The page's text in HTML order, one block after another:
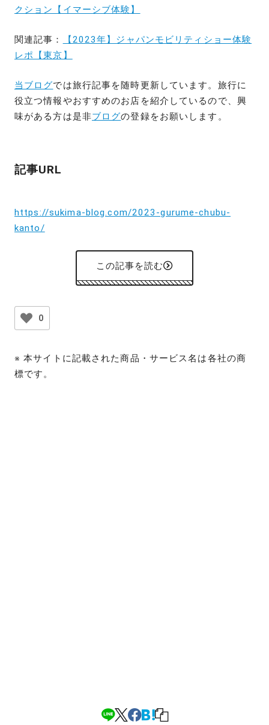
クション【イマーシブ体験】
関連記事：
【2023年】ジャパンモビリティショー体験
レポ【東京】
当ブログでは旅行記事を随時更新しています。旅行に
役立つ情報やおすすめのお店を紹介しているので、興
味がある方は是非ブログの登録をお願いします。
記事URL
https://sukima-blog.com/2023-gurume-chubu-
kanto/
この記事を読む
0
※ 本サイトに記載された商品・サービス名は各社の商
標です。